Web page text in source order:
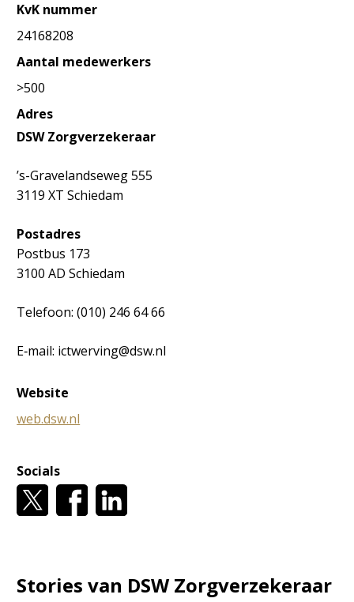
KvK nummer
24168208
Aantal medewerkers
>500
Adres
DSW Zorgverzekeraar
’s-Gravelandseweg 555
3119 XT Schiedam
Postadres
Postbus 173
3100 AD Schiedam
Telefoon: (010) 246 64 66
E‐mail: ictwerving@dsw.nl
Website
web.dsw.nl
Socials
Stories van DSW Zorgverzekeraar